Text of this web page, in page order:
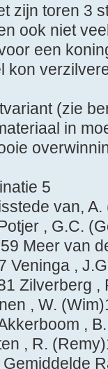
zijn toren 3
ook niet
een
kon
(zie
in
5
van,
, G.C.
Meer van
Veninga ,
Zilverberg ,
, W.
,
, R.
Gemiddelde